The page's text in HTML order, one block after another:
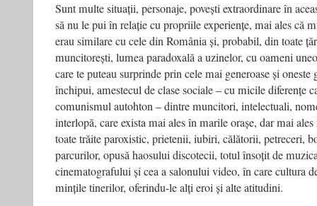
Sunt multe situații, personaje, povești extraordinare în
să nu le pui în relație cu propriile experiențe, mai ales că
erau similare cu cele din România și, probabil, din toate
muncitorești, lumea paradoxală a uzinelor, cu oameni
care te puteau surprinde prin cele mai generoase și oneste
închipui, amestecul de clase sociale – cu micile diferențe
comunismul autohton – dintre muncitori, intelectuali,
interlopă, care exista mai ales în marile orașe, dar mai
toate trăite paroxistic, prietenii, iubiri, călătorii, petreceri,
parcurilor, opusă haosului discotecii, totul însoțit de
cinematografului și cea a salonului video, în care cultura
mințile tinerilor, oferindu-le alți eroi și alte atitudini.